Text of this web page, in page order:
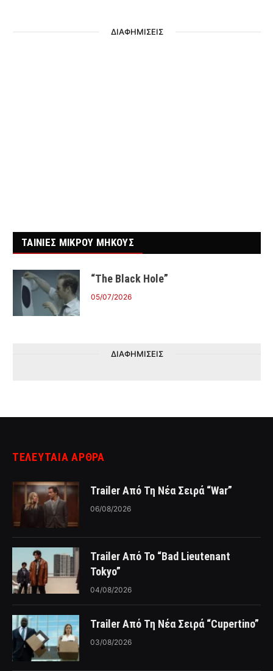
ΔΙΑΦΗΜΙΣΕΙΣ
ΤΑΙΝΙΕΣ ΜΙΚΡΟΥ ΜΗΚΟΥΣ
“The Black Hole”
05/07/2026
ΔΙΑΦΗΜΙΣΕΙΣ
ΤΕΛΕΥΤΑΙΑ ΑΡΘΡΑ
Trailer Από Τη Νέα Σειρά “War”
06/08/2026
Trailer Από Το “Bad Lieutenant
Tokyo”
04/08/2026
Trailer Από Τη Νέα Σειρά “Cupertino”
03/08/2026